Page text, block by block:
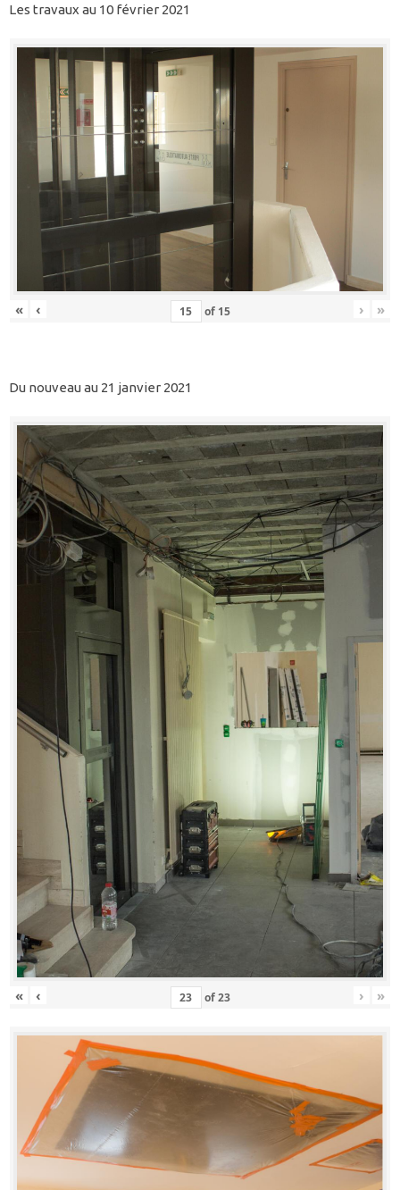
Les travaux au 10 février 2021
« ‹ of 15 › »
Du nouveau au 21 janvier 2021
« ‹ of23 › »